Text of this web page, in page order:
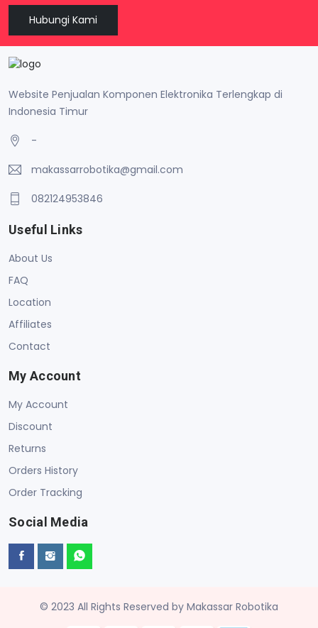
Hubungi Kami
Website Penjualan Komponen Elektronika Terlengkap di
Indonesia Timur
-
makassarrobotika@gmail.com
082124953846
Useful Links
About Us
FAQ
Location
Affiliates
Contact
My Account
My Account
Discount
Returns
Orders History
Order Tracking
Social Media
© 2023 All Rights Reserved by Makassar Robotika